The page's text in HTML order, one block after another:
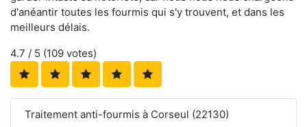
d'anéantir toutes les fourmis qui s'y trouvent, et dans les
meilleurs délais.
4.7 / 5 (109 votes)
Traitement anti-fourmis à Corseul (22130)